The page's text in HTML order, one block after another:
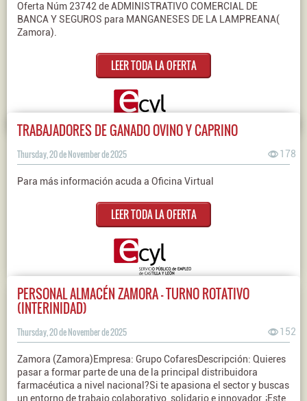
Oferta Núm 23742 de ADMINISTRATIVO COMERCIAL DE
BANCA Y SEGUROS para MANGANESES DE LA LAMPREANA(
Zamora).
LEER TODA LA OFERTA
TRABAJADORES DE GANADO OVINO Y CAPRINO
Thursday, 20 de November de 2025 178
Para más información acuda a Oficina Virtual
LEER TODA LA OFERTA
PERSONAL ALMACÉN ZAMORA - TURNO ROTATIVO
(INTERINIDAD)
Thursday, 20 de November de 2025 152
Zamora (Zamora)Empresa: Grupo CofaresDescripción: Quieres
pasar a formar parte de una de la principal distribuidora
farmacéutica a nivel nacional?Si te apasiona el sector y buscas
un entorno de trabajo colaborativo, solidario e innovador, ¡Este